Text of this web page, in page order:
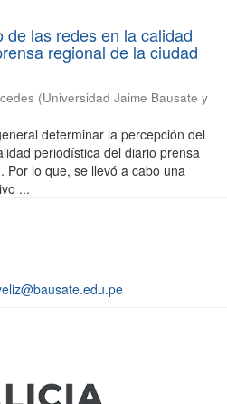
de las redes en la calidad
regional de la ciudad
(Universidad Jaime Bausate y
determinar la percepción del
periodística del diario prensa
Por lo que, se llevó a cabo una
...